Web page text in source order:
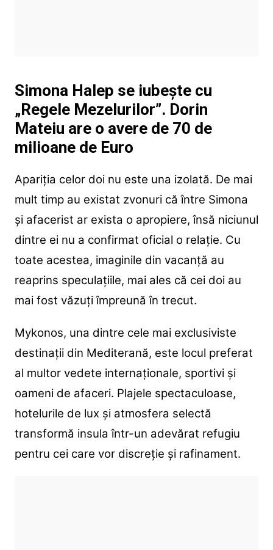
Simona Halep se iubește cu
„Regele Mezelurilor”. Dorin
Mateiu are o avere de 70 de
milioane de Euro
Apariția celor doi nu este una izolată. De mai
mult timp au existat zvonuri că între Simona
și afacerist ar exista o apropiere, însă niciunul
dintre ei nu a confirmat oficial o relație. Cu
toate acestea, imaginile din vacanță au
reaprins speculațiile, mai ales că cei doi au
mai fost văzuți împreună în trecut.
Mykonos, una dintre cele mai exclusiviste
destinații din Mediterană, este locul preferat
al multor vedete internaționale, sportivi și
oameni de afaceri. Plajele spectaculoase,
hotelurile de lux și atmosfera selectă
transformă insula într-un adevărat refugiu
pentru cei care vor discreție și rafinament.